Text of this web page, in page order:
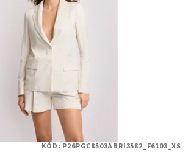
KÓD: P26PGC8503ABRI3582_F6103_XS